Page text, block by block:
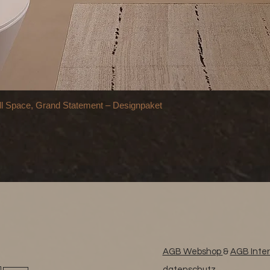
Grand Statement – Designpaket
AGB Webshop & AGB